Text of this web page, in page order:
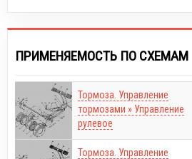
ПРИМЕНЯЕМОСТЬ ПО СХЕМАМ
Тормоза. Управление
тормозами » Управление
рулевое
Тормоза. Управление